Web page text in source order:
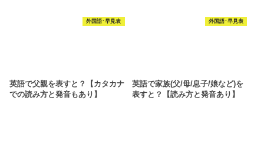
外国語･早見表
英語で父親を表すと？【カタカナ
での読み方と発音もあり】
外国語･早見表
英語で家族(父/母/息子/娘など)を
表すと？【読み方と発音あり】